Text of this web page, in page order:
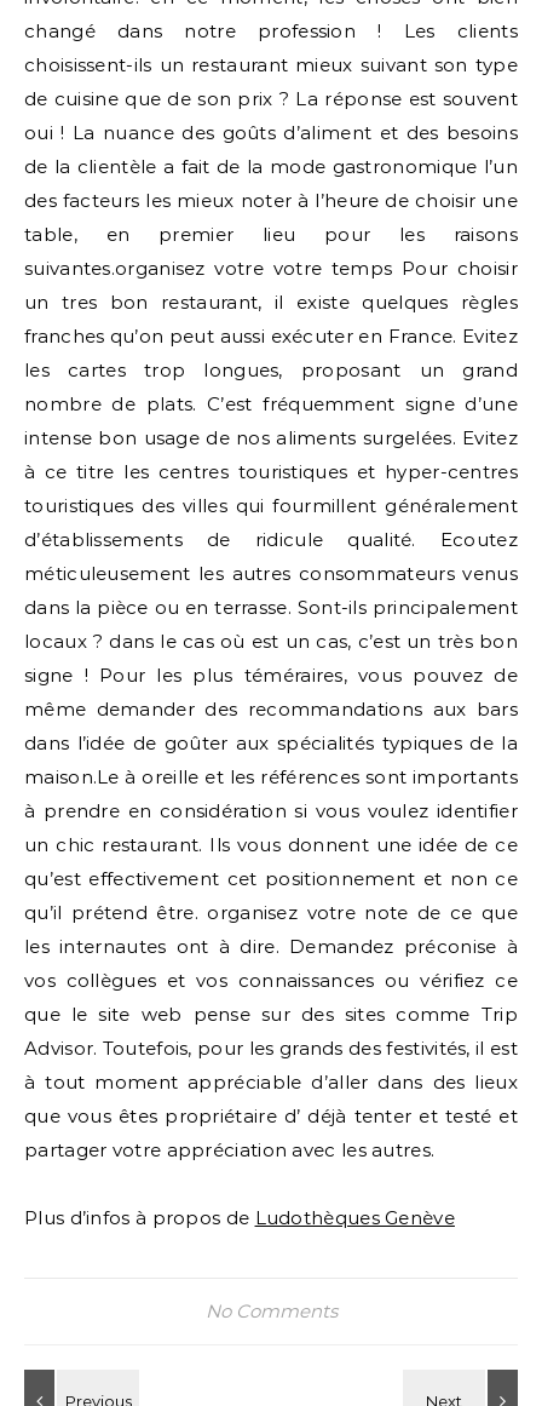
changé dans notre profession ! Les clients
choisissent-ils un restaurant mieux suivant son type
de cuisine que de son prix ? La réponse est souvent
oui ! La nuance des goûts d’aliment et des besoins
de la clientèle a fait de la mode gastronomique l’un
des facteurs les mieux noter à l’heure de choisir une
table, en premier lieu pour les raisons
suivantes.organisez votre votre temps Pour choisir
un tres bon restaurant, il existe quelques règles
franches qu’on peut aussi exécuter en France. Evitez
les cartes trop longues, proposant un grand
nombre de plats. C’est fréquemment signe d’une
intense bon usage de nos aliments surgelées. Evitez
à ce titre les centres touristiques et hyper-centres
touristiques des villes qui fourmillent généralement
d’établissements de ridicule qualité. Ecoutez
méticuleusement les autres consommateurs venus
dans la pièce ou en terrasse. Sont-ils principalement
locaux ? dans le cas où est un cas, c’est un très bon
signe ! Pour les plus téméraires, vous pouvez de
même demander des recommandations aux bars
dans l’idée de goûter aux spécialités typiques de la
maison.Le à oreille et les références sont importants
à prendre en considération si vous voulez identifier
un chic restaurant. Ils vous donnent une idée de ce
qu’est effectivement cet positionnement et non ce
qu’il prétend être. organisez votre note de ce que
les internautes ont à dire. Demandez préconise à
vos collègues et vos connaissances ou vérifiez ce
que le site web pense sur des sites comme Trip
Advisor. Toutefois, pour les grands des festivités, il est
à tout moment appréciable d’aller dans des lieux
que vous êtes propriétaire d’ déjà tenter et testé et
partager votre appréciation avec les autres.
Plus d’infos à propos de Ludothèques Genève
No Comments